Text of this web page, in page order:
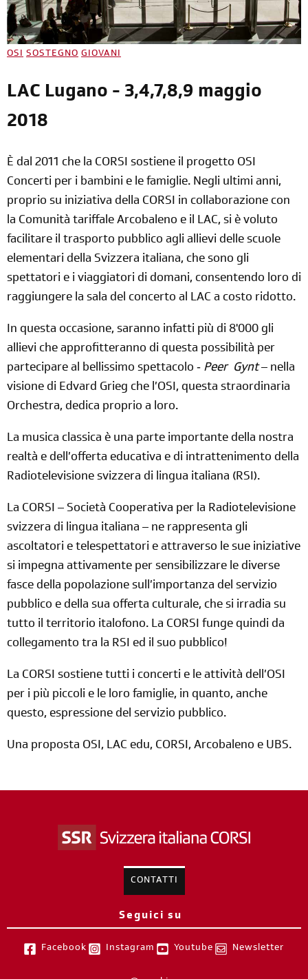
OSI SOSTEGNO GIOVANI
LAC Lugano - 3,4,7,8,9 maggio
2018
È dal 2011 che la CORSI sostiene il progetto OSI
Concerti per i bambini e le famiglie. Negli ultimi anni,
proprio su iniziativa della CORSI in collaborazione con
la Comunità tariffale Arcobaleno e il LAC, si è voluto
facilitare il trasporto pubblico agli allievi delle scuole
elementari della Svizzera italiana, che sono gli
spettatori e i viaggiatori di domani, consentendo loro di
raggiungere la sala del concerto al LAC a costo ridotto.
In questa occasione, saranno infatti più di 8'000 gli
allievi che approfitteranno di questa possibilità per
partecipare al bellissimo spettacolo ‐ Peer Gynt– nella
visione di Edvard Grieg che l’OSI, questa straordinaria
Orchestra, dedica proprio a loro.
La musica classica è una parte importante della nostra
realtà e dell’offerta educativa e di intrattenimento della
Radiotelevisione svizzera di lingua italiana (RSI).
La CORSI – Società Cooperativa per la Radiotelevisione
svizzera di lingua italiana – ne rappresenta gli
ascoltatori e telespettatori e attraverso le sue iniziative
si impegna attivamente per sensibilizzare le diverse
fasce della popolazione sull’importanza del servizio
pubblico e della sua offerta culturale, che si irradia su
tutto il territorio italofono. La CORSI funge quindi da
collegamento tra la RSI ed il suo pubblico!
La CORSI sostiene tutti i concerti e le attività dell’OSI
per i più piccoli e le loro famiglie, in quanto, anche
questo, espressione del servizio pubblico.
Una proposta OSI, LAC edu, CORSI, Arcobaleno e UBS.
CONTATTI
Seguici su
Facebook Instagram Youtube Newsletter